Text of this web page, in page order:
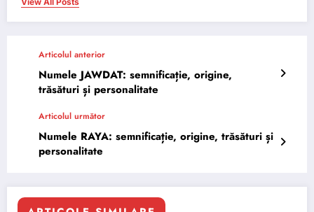
Articolul anterior
Numele JAWDAT: semnificație, origine,
trăsături și personalitate
Articolul următor
Numele RAYA: semnificație, origine, trăsături și
personalitate